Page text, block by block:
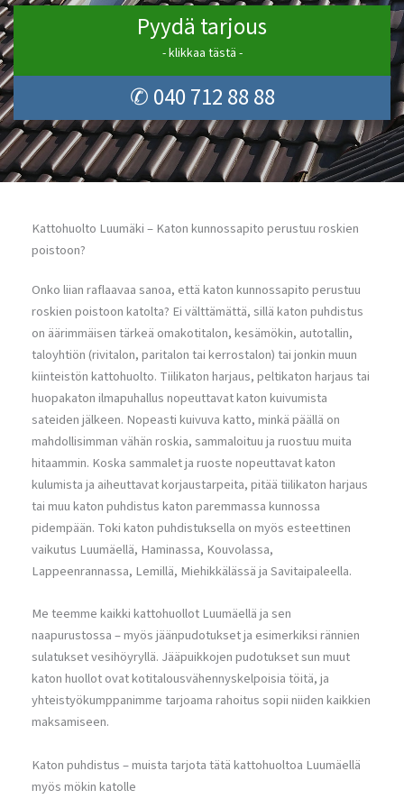
Pyydä tarjous
- klikkaa tästä -
✆ 040 712 88 88
Kattohuolto Luumäki – Katon kunnossapito perustuu roskien
poistoon?
Onko liian raflaavaa sanoa, että katon kunnossapito perustuu
roskien poistoon katolta? Ei välttämättä, sillä katon puhdistus
on äärimmäisen tärkeä omakotitalon, kesämökin, autotallin,
taloyhtiön (rivitalon, paritalon tai kerrostalon) tai jonkin muun
kiinteistön kattohuolto. Tiilikaton harjaus, peltikaton harjaus tai
huopakaton ilmapuhallus nopeuttavat katon kuivumista
sateiden jälkeen. Nopeasti kuivuva katto, minkä päällä on
mahdollisimman vähän roskia, sammaloituu ja ruostuu muita
hitaammin. Koska sammalet ja ruoste nopeuttavat katon
kulumista ja aiheuttavat korjaustarpeita, pitää tiilikaton harjaus
tai muu katon puhdistus katon paremmassa kunnossa
pidempään. Toki katon puhdistuksella on myös esteettinen
vaikutus Luumäellä, Haminassa, Kouvolassa,
Lappeenrannassa, Lemillä, Miehikkälässä ja Savitaipaleella.
Me teemme kaikki kattohuollot Luumäellä ja sen
naapurustossa – myös jäänpudotukset ja esimerkiksi rännien
sulatukset vesihöyryllä. Jääpuikkojen pudotukset sun muut
katon huollot ovat kotitalousvähennyskelpoisia töitä, ja
yhteistyökumppanimme tarjoama rahoitus sopii niiden kaikkien
maksamiseen.
Katon puhdistus – muista tarjota tätä kattohuoltoa Luumäellä
myös mökin katolle